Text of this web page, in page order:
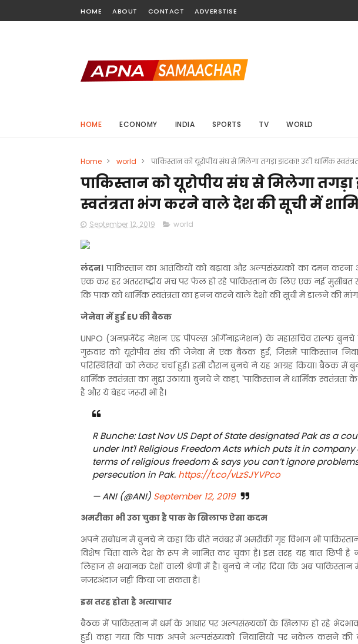
HOME ABOUT CONTACT ADVERSTISE
HOME ECONOMY INDIA SPORTS TV WORLD
Home > world > पाकिस्तान को यूरोपीय संघ से मिलेगा तगड़ा झटका! उठी धार्मिक
पाकिस्तान को यूरोपीय संघ से मिलेगा तगड़ा
स्वतंत्रता भंग करने वाले देश की सूची में
September 12, 2019 world
लंदन। पाकिस्तान का आतंकियों को बढ़ावा और अल्पसंख्यकों का दमन करना
एक कर हर अंतरराष्ट्रीय मंच पर फेल हो रहे पाकिस्तान के लिए एक नई मुसीबत
कि पाक को धार्मिक स्वतंत्रता का हनन करने वाले देशों की सूची में डालने की मांग
जेनेवा में हुई EU की बैठक
UNPO (अनप्रजेंटेड नेशन एंड पीपल्स ऑर्गेनाइजेशन) के महासचिव राल्फ बुनचे
गुरुवार को यूरोपीय संघ की जेनेवा में एक बैठक हुई, जिसमें पाकिस्तान
परिस्थितियों को लेकर चर्चा हुई। इसी दौरान बुनचे ने यह आग्रह किया। बैठक
धार्मिक स्वतंत्रता का मुद्दा उठाया। बुनचे ने कहा, 'पाकिस्तान में धार्मिक
है और ये बेहद जरूरी भी है।
R Bunche: Last Nov US Dept of State designated Pak as a
under Int'l Religious Freedom Acts which puts it in
terms of religious freedom & says you can’t ignore
persecution in Pak. https://t.co/vLzSJYVPco
— ANI (@ANI) September 12, 2019
अमरीका भी उठा चुका है पाक के खिलाफ ऐसा कदम
अपने संबोधन में बुनचे ने कहा कि बीते नवंबर में अमरीकी गृह विभाग भी
विशेष चिंता वाले देश के रूप में नामित कर चुका है। इस तरह यह बात छिपी है
लिहाज से भयानक देशों वाली श्रेणी में है। बुनचे ने जोर दिया कि अब पाकिस्तान
नजरअंदाज नहीं किया जा सकता है।
इस तरह होता है अत्याचार
बैठक में पाकिस्तान में धर्म के आधार पर अल्पसंख्यकों के खिलाफ हो रहे
हुई। कहा गया कि पाक अपने अल्पसंख्यकों निवासियों पर नकेल कसने की